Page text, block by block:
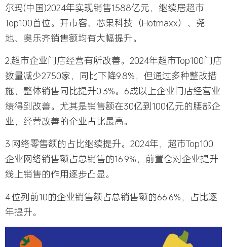
尔玛(中国)2024年实现销售1588亿元，继续居超市
Top100首位。开市客、芯果科技（Hotmaxx）、尧
地、奥乐齐销售额均有大幅提升。
2.超市企业门店经营有所改善。2024年超市Top100门店
数量减少2750家，同比下降9.8%，但通过多种整改措
施，整体销售同比提升0.3%。6成以上企业门店经营业
绩得到改善。尤其是销售额在30亿到100亿元的腰部企
业，经营改善的企业占比最高。
3.网络零售额的占比继续提升。2024年，超市Top100
企业网络销售额占总销售的16.9%，前置仓对企业提升
线上销售的作用逐步凸显。
4.位列前10的企业销售额占总销售额的66.6%，占比逐
年提升。